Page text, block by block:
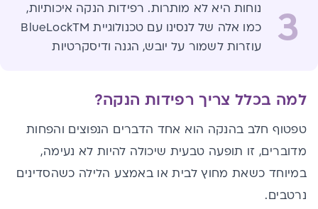
3
נוחות היא לא מותרות. רפידות הנקה איכותיות,
כמו אלה של לנסינו עם טכנולוגיית BlueLockTM
עוזרות לשמור על יובש, הגנה ודיסקרטיות
למה בכלל צריך רפידות הנקה?
טפטוף חלב בהנקה הוא אחד הדברים הנפוצים והפחות
מדוברים, זו תופעה טבעית שיכולה להיות לא נעימה,
במיוחד כשאת מחוץ לבית או באמצע הלילה כשהסדינים
נרטבים.